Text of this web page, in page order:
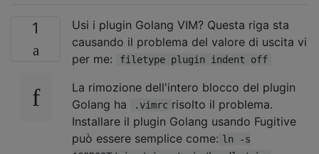
1
Usi i plugin Golang VIM? Questa riga sta
causando il problema del valore di uscita vi
per me:
filetype plugin indent off
La rimozione dell'intero blocco del plugin
Golang ha
.vimrc risolto il problema.
Installare il plugin Golang usando Fugitive
può essere semplice come: ln -s